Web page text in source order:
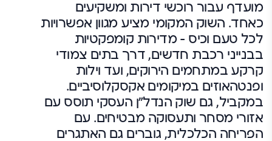
מועדף עבור רוכשי דירות ומשקיעים
כאחד. השוק המקומי מציע מגוון אפשרויות
לכל טעם וכיס – מדירות קומפקטיות
בבנייני רכבת חדשים, דרך בתים צמודי
קרקע במתחמים הירוקים, ועד וילות
ופנטהאוזים במיקומים אקסקלוסיביים.
במקביל, גם שוק הנדל"ן העסקי תוסס עם
אזורי מסחר ותעסוקה מבטיחים. עם
הפריחה הכלכלית, גוברים גם האתגרים